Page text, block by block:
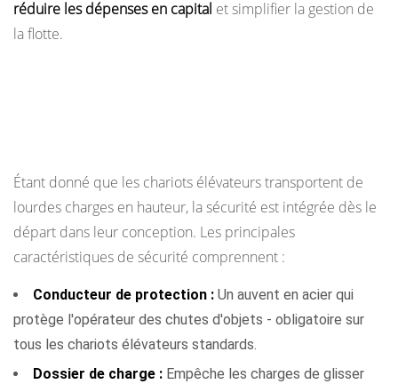
réduire les dépenses en capital et simplifier la gestion de
la flotte.
Étant donné que les chariots élévateurs transportent de
lourdes charges en hauteur, la sécurité est intégrée dès le
départ dans leur conception. Les principales
caractéristiques de sécurité comprennent :
Conducteur de protection : Un auvent en acier qui
protège l'opérateur des chutes d'objets - obligatoire sur
tous les chariots élévateurs standards.
Dossier de charge : Empêche les charges de glisser